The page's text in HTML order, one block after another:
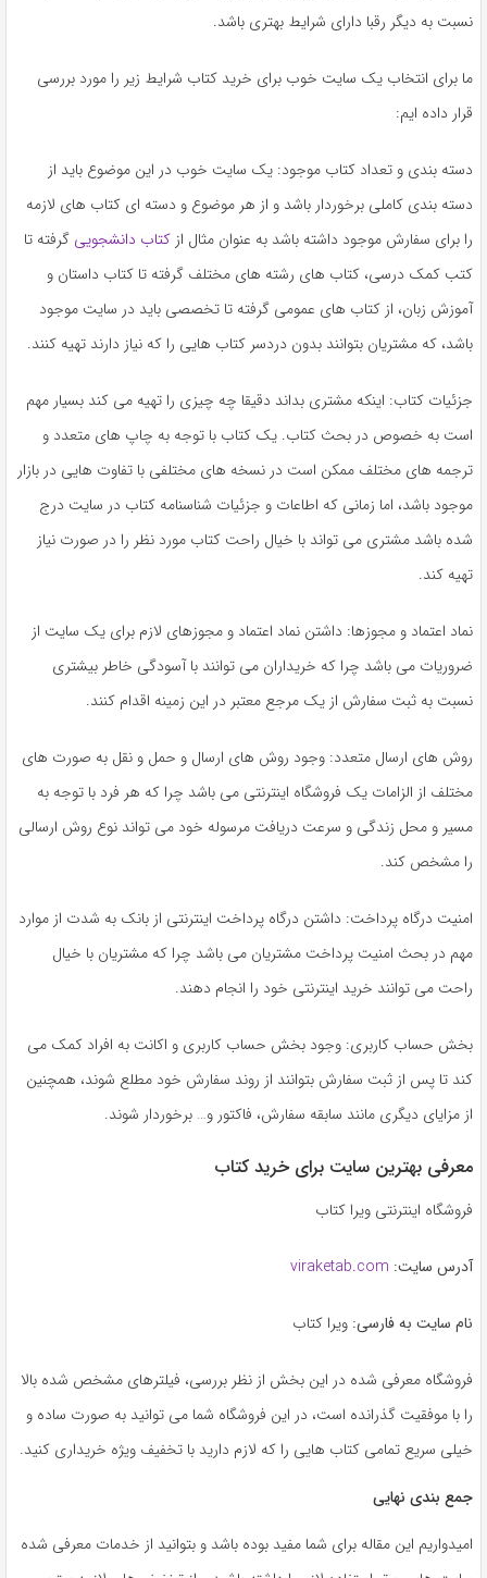
نسبت به دیگر رقبا دارای شرایط بهتری باشد.
ما برای انتخاب یک سایت خوب برای خرید کتاب شرایط زیر را مورد بررسی
قرار داده ایم:
دسته بندی و تعداد کتاب موجود: یک سایت خوب در این موضوع باید از
دسته بندی کاملی برخوردار باشد و از هر موضوع و دسته ای کتاب های لازمه
را برای سفارش موجود داشته باشد به عنوان مثال از کتاب دانشجویی گرفته تا
کتب کمک درسی، کتاب های رشته های مختلف گرفته تا کتاب داستان و
آموزش زبان، از کتاب های عمومی گرفته تا تخصصی باید در سایت موجود
باشد، که مشتریان بتوانند بدون دردسر کتاب هایی را که نیاز دارند تهیه کنند.
جزئیات کتاب: اینکه مشتری بداند دقیقا چه چیزی را تهیه می کند بسیار مهم
است به خصوص در بحث کتاب. یک کتاب با توجه به چاپ های متعدد و
ترجمه های مختلف ممکن است در نسخه های مختلفی با تفاوت هایی در بازار
موجود باشد، اما زمانی که اطاعات و جزئیات شناسنامه کتاب در سایت درج
شده باشد مشتری می تواند با خیال راحت کتاب مورد نظر را در صورت نیاز
تهیه کند.
نماد اعتماد و مجوزها: داشتن نماد اعتماد و مجوزهای لازم برای یک سایت از
ضروریات می باشد چرا که خریداران می توانند با آسودگی خاطر بیشتری
نسبت به ثبت سفارش از یک مرجع معتبر در این زمینه اقدام کنند.
روش های ارسال متعدد: وجود روش های ارسال و حمل و نقل به صورت های
مختلف از الزامات یک فروشگاه اینترنتی می باشد چرا که هر فرد با توجه به
مسیر و محل زندگی و سرعت دریافت مرسوله خود می تواند نوع روش ارسالی
را مشخص کند.
امنیت درگاه پرداخت: داشتن درگاه پرداخت اینترنتی از بانک به شدت از موارد
مهم در بحث امنیت پرداخت مشتریان می باشد چرا که مشتریان با خیال
راحت می توانند خرید اینترنتی خود را انجام دهند.
بخش حساب کاربری: وجود بخش حساب کاربری و اکانت به افراد کمک می
کند تا پس از ثبت سفارش بتوانند از روند سفارش خود مطلع شوند، همچنین
از مزایای دیگری مانند سابقه سفارش، فاکتور و… برخوردار شوند.
معرفی بهترین سایت برای خرید کتاب
فروشگاه اینترنتی ویرا کتاب
آدرس سایت: viraketab.com
نام سایت به فارسی: ویرا کتاب
فروشگاه معرفی شده در این بخش از نظر بررسی، فیلترهای مشخص شده بالا
را با موفقیت گذرانده است، در این فروشگاه شما می توانید به صورت ساده و
خیلی سریع تمامی کتاب هایی را که لازم دارید با تخفیف ویژه خریداری کنید.
جمع بندی نهایی
امیدواریم این مقاله برای شما مفید بوده باشد و بتوانید از خدمات معرفی شده